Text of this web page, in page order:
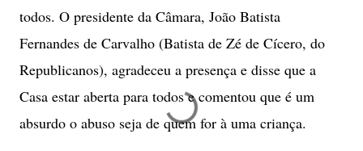
todos. O presidente da Câmara, João Batista
Fernandes de Carvalho (Batista de Zé de Cícero, do
Republicanos), agradeceu a presença e disse que a
Casa estar aberta para todos e comentou que é um
absurdo o abuso seja de quem for à uma criança.